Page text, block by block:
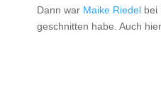
Dann war Maike Riedel bei
geschnitten habe. Auch